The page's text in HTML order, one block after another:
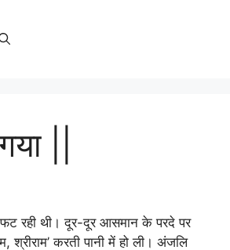
||
फट रही थी। दूर-दूर आसमान के परदे पर
करती पानी में हो ली। अंजलि